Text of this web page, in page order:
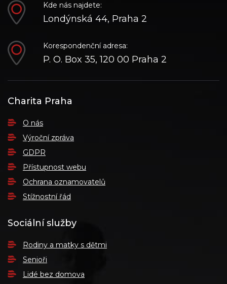
Kde nás najdete:
Londýnská 44, Praha 2
Korespondenční adresa:
P. O. Box 35, 120 00 Praha 2
Charita Praha
O nás
Výroční zpráva
GDPR
Přístupnost webu
Ochrana oznamovatelů
Stížnostní řád
Sociální služby
Rodiny a matky s dětmi
Senioři
Lidé bez domova